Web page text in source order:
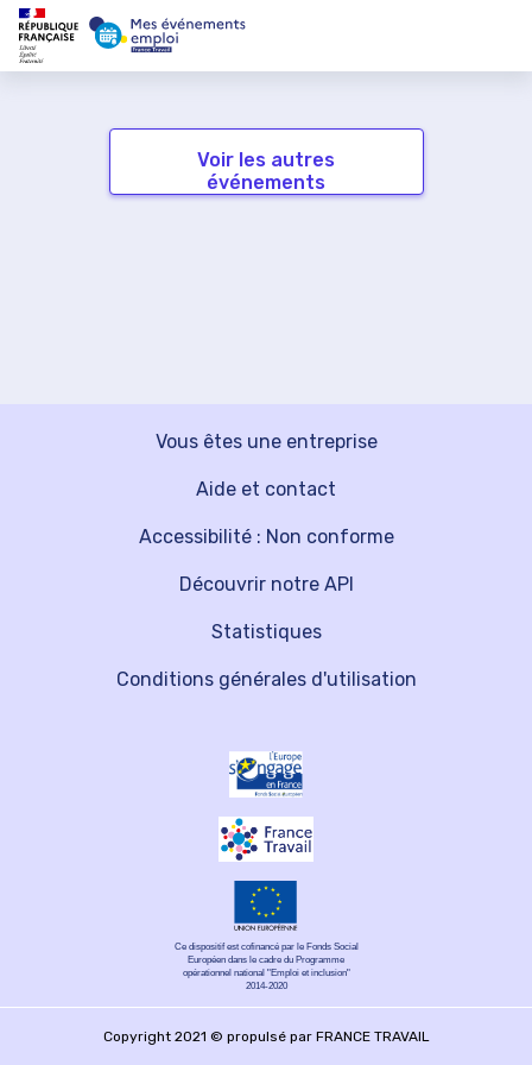
Voir les autres
événements
Vous êtes une entreprise
Découvrir notre API
Aide et contact
Statistiques
Accessibilité : Non conforme
Conditions générales d'utilisation
Ce dispositif est cofinancé par le Fonds Social
Européen dans le cadre du Programme
opérationnel national "Emploi et inclusion"
2014-2020
Copyright 2021 © propulsé par FRANCE TRAVAIL